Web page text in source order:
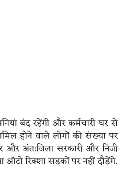
बंद रहेंगी और कर्मचारी घर से
होने वाले लोगों की संख्या पर
और अंत:जिला सरकारी और निजी
ऑटो रिक्शा सड़कों पर नहीं दौड़ेंगे.